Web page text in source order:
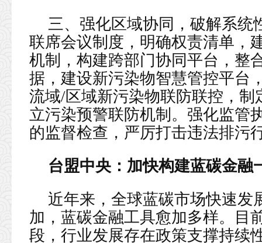
三、强化区域协同，破解系统
联席会议制度，明确权责清单，
机制，构建跨部门协同平台，整
据，建设新污染物智慧管控平台
流域/区域新污染物联防联控，
立污染预警联防机制。强化监管
的监督检查，严厉打击违法排污
台盟中央：加快构建蓝碳金融
近年来，全球蓝碳市场快速发
加，蓝碳金融工具愈加多样。目
段，行业发展存在政策支撑持续